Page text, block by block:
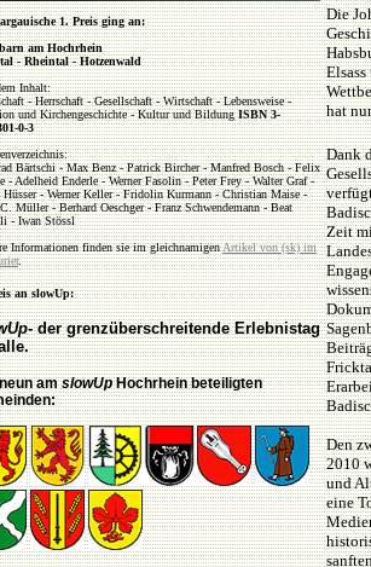
1. Preis ging an:
am Hochrhein
- Rheintal - Hotzenwald
Inhalt:
- Herrschaft - Gesellschaft - Wirtschaft - Lebensweise -
und Kirchengeschichte - Kultur und BildungISBN 3-
0-3
Bärtschi - Max Benz - Patrick Bircher - Manfred Bosch - Felix
- Adelheid Enderle - Werner Fasolin - Peter Frey - Walter Graf -
Hüsser - Werner Keller - Fridolin Kurmann - Christian Maise -
Müller - Berhard Oeschger - Franz Schwendemann - Beat
- Iwan Stössl
Informationen finden sie im gleichnamigenArtikel von (sk) im
.
an slowUp:
- der grenzüberschreitende Erlebnistag
amslowUpHochrhein beteiligten
Die
hat
Dank
Zeit
Den
2010
und
eine